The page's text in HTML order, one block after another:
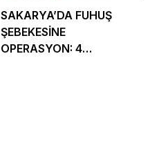
SAKARYA’DA FUHUŞ
ŞEBEKESİNE
OPERASYON: 4